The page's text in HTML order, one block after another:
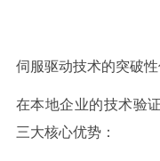
伺服驱动技术的突破
在本地企业的技术验
三大核心优势：